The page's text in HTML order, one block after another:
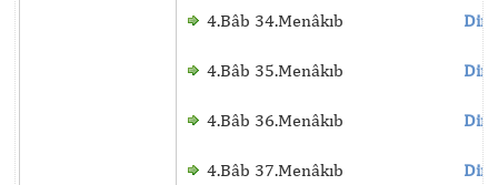
4.Bâb 34.Menâkıb
4.Bâb 35.Menâkıb
4.Bâb 36.Menâkıb
4.Bâb 37.Menâkıb